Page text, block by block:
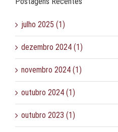
julho 2025 (1)
dezembro 2024 (1)
novembro 2024 (1)
outubro 2024 (1)
outubro 2023 (1)